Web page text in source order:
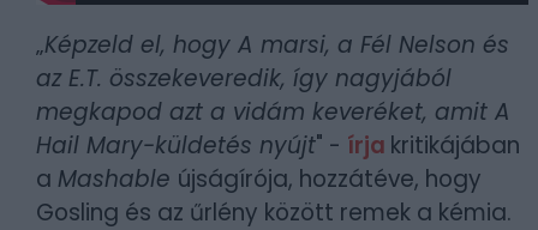
„Képzeld el, hogy A marsi, a Fél Nelson és
az E.T. összekeveredik, így nagyjából
megkapod azt a vidám keveréket, amit A
Hail Mary-küldetés nyújt" - írja kritikájában
a Mashable újságírója, hozzátéve, hogy
Gosling és az űrlény között remek a kémia.